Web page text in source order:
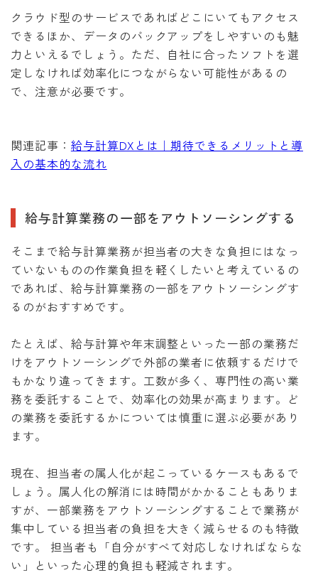
クラウド型のサービスであればどこにいてもアクセス
できるほか、データのバックアップをしやすいのも魅
力といえるでしょう。ただ、自社に合ったソフトを選
定しなければ効率化につながらない可能性があるの
で、注意が必要です。
関連記事： 給与計算DXとは｜期待できるメリットと導
入の基本的な流れ
給与計算業務の一部をアウトソーシングする
そこまで給与計算業務が担当者の大きな負担にはなっ
ていないものの作業負担を軽くしたいと考えているの
であれば、給与計算業務の一部をアウトソーシングす
るのがおすすめです。
たとえば、給与計算や年末調整といった一部の業務だ
けをアウトソーシングで外部の業者に依頼するだけで
もかなり違ってきます。工数が多く、専門性の高い業
務を委託することで、効率化の効果が高まります。ど
の業務を委託するかについては慎重に選ぶ必要があり
ます。
現在、担当者の属人化が起こっているケースもあるで
しょう。属人化の解消には時間がかかることもありま
すが、一部業務をアウトソーシングすることで業務が
集中している担当者の負担を大きく減らせるのも特徴
です。 担当者も「自分がすべて対応しなければならな
い」といった心理的負担も軽減されます。